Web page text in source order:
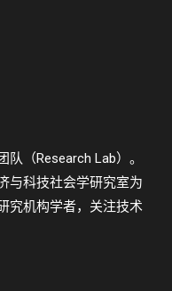
（Research Lab）。
与科技社会学研究室为
究机构学者，关注技术